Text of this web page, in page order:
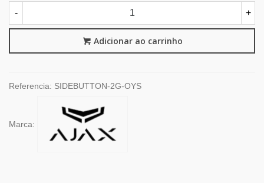
- +
Adicionar ao carrinho
Referencia: SIDEBUTTON-2G-OYS
Marca: